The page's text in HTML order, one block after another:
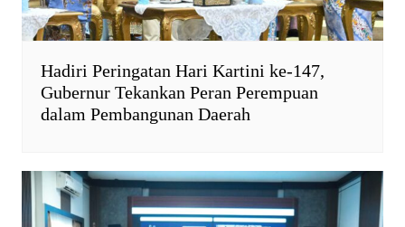
Hadiri Peringatan Hari Kartini ke-147,
Gubernur Tekankan Peran Perempuan
dalam Pembangunan Daerah